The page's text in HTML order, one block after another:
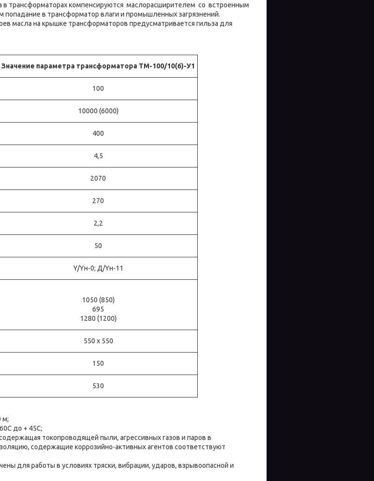
в трансформаторах компенсируются маслорасширителем со встроенным
в трансформатор влаги и промышленных загрязнений.
масла на крышке трансформаторов предусматривается гильза для
Значение параметра трансформатора ТМ-100/10(6)-У1
100
10000 (6000)
400
4,5
2070
270
2,2
50
Y/Yн-0; Д/Yн-11
1050 (850)
695
1280 (1200)
550 х 550
150
530
м;
до + 45С;
токопроводящей пыли, агрессивных газов и паров в
содержащие коррозийно-активных агентов соответствуют
для работы в условиях тряски, вибрации, ударов, взрывоопасной и